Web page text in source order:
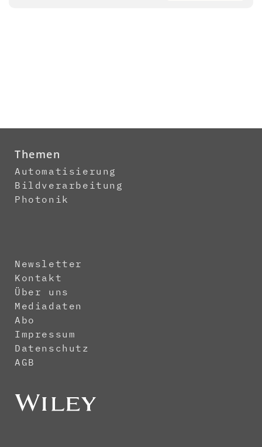
Themen
Automatisierung
Bildverarbeitung
Photonik
Newsletter
Kontakt
Über uns
Mediadaten
Abo
Impressum
Datenschutz
AGB